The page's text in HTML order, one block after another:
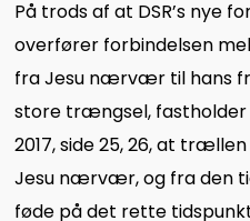
På trods af at DSR’s nye
overfører forbindelsen
fra Jesu nærvær til hans
store trængsel, fastholder
2017, side 25, 26, at
Jesu nærvær, og fra den
føde på det rette